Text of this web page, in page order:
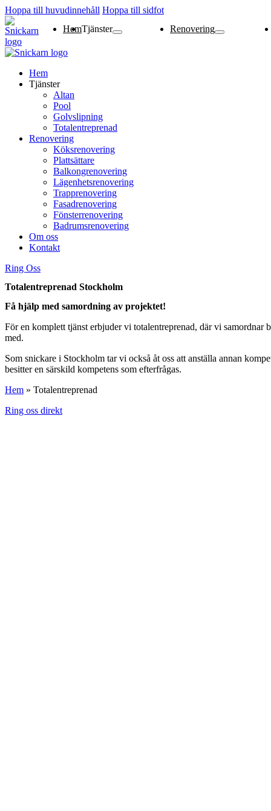
Hoppa till huvudinnehåll Hoppa till sidfot
HemTjänsterAltan
Pool
Golvslipning
Totalentreprenad RenoveringKöksrenovering
Plattsättare
Balkongrenovering
Trapprenovering
Fasadrenovering
Fönsterrenovering
Badrumsrenovering
Hem
Tjänster
Altan
Pool
Golvslipning
Totalentreprenad
Renovering
Köksrenovering
Plattsättare
Balkongrenovering
Lägenhetsrenovering
Trapprenovering
Fasadrenovering
Fönsterrenovering
Badrumsrenovering
Om oss
Kontakt
Ring Oss
Totalentreprenad Stockholm
Få hjälp med samordning av projektet!
För en komplett tjänst erbjuder vi totalentreprenad, där vi
med.
Som snickare i Stockholm tar vi också åt oss att anställa annan
besitter en särskild kompetens som efterfrågas.
Hem » Totalentreprenad
Ring oss direkt